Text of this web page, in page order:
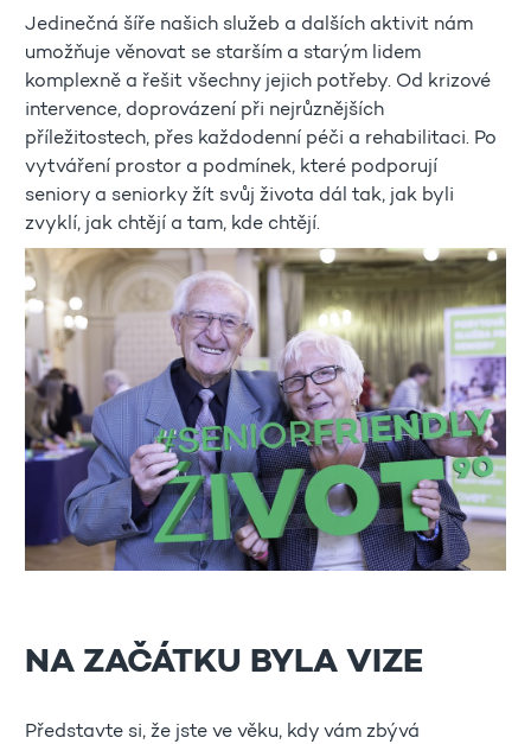
Jedinečná šíře našich služeb a dalších aktivit nám
umožňuje věnovat se starším a starým lidem
komplexně a řešit všechny jejich potřeby. Od krizové
intervence, doprovázení při nejrůznějších
příležitostech, přes každodenní péči a rehabilitaci. Po
vytváření prostor a podmínek, které podporují
seniory a seniorky žít svůj života dál tak, jak byli
zvyklí, jak chtějí a tam, kde chtějí.
NA ZAČÁTKU BYLA VIZE
Představte si, že jste ve věku, kdy vám zbývá